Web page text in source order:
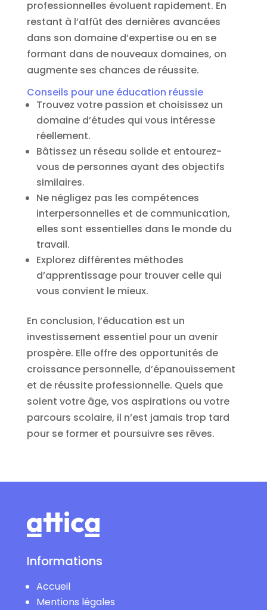
professionnelles évoluent rapidement. En
restant à l’affût des dernières avancées
dans son domaine d’expertise ou en se
formant dans de nouveaux domaines, on
augmente ses chances de réussite.
Conseils pour une éducation réussie
Trouvez votre passion et choisissez un
domaine d’études qui vous intéresse
réellement.
Bâtissez un réseau solide et entourez-
vous de personnes ayant des objectifs
similaires.
Ne négligez pas les compétences
interpersonnelles et de communication,
elles sont essentielles dans le monde du
travail.
Explorez différentes méthodes
d’apprentissage pour trouver celle qui
vous convient le mieux.
En conclusion, l’éducation est un
investissement essentiel pour un avenir
prospère. Elle offre des opportunités de
croissance personnelle, d’épanouissement
et de réussite professionnelle. Quels que
soient votre âge, vos aspirations ou votre
parcours scolaire, il n’est jamais trop tard
pour se former et poursuivre ses rêves.
Informations
Accueil
Mentions légales